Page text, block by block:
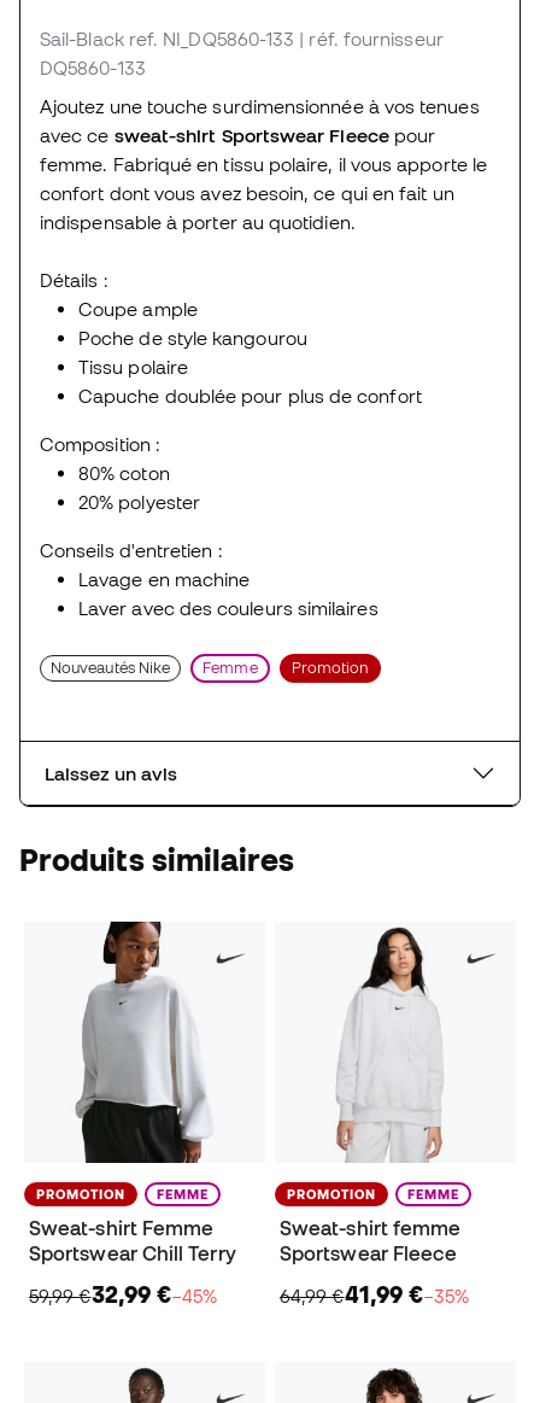
Sail-Black ref. NI_DQ5860-133 | réf. fournisseur
DQ5860-133
Ajoutez une touche surdimensionnée à vos tenues
avec ce sweat-shirt Sportswear Fleecepour
femme. Fabriqué en tissu polaire, il vous apporte le
confort dont vous avez besoin, ce qui en fait un
indispensable à porter au quotidien.
Détails :
Coupe ample
Poche de style kangourou
Tissu polaire
Capuche doublée pour plus de confort
Composition :
80% coton
20% polyester
Conseils d'entretien :
Lavage en machine
Laver avec des couleurs similaires
Nouveautés Nike Femme Promotion
Laissez un avis
Produits similaires
PROMOTION FEMME
Sweat-shirt Femme
Sportswear Chill Terry
59,99 €32,99 €−45%
PROMOTION FEMME
Sweat-shirt femme
Sportswear Fleece
64,99 €41,99 €−35%